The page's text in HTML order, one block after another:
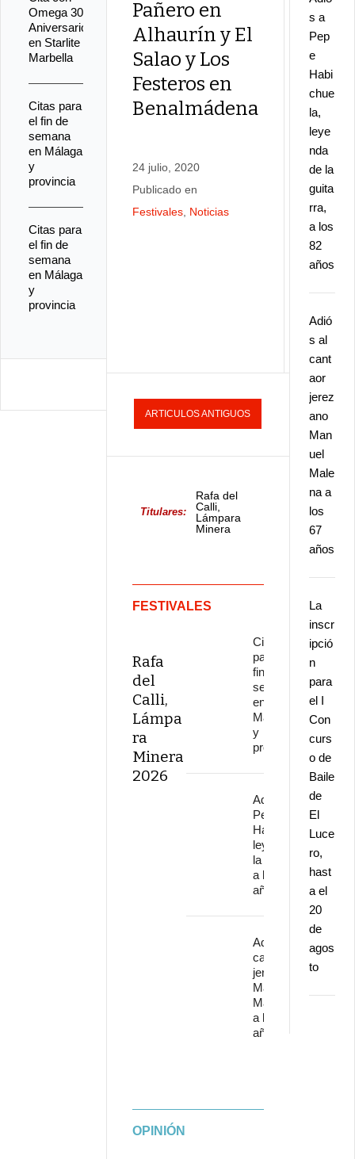
Pañero en
Alhaurín y El
Salao y Los
Festeros en
Benalmádena
24 julio, 2020
Publicado en
Festivales Noticias
Cita
y
más
7 julio,
ARTICULOS ANTIGUOS
Titulares:
Rafa del
Calli,
Lámpara
Minera
FESTIVALES
Rafa
del
Calli,
Lámpa
ra
Minera
2026
Citas
para el
fin de
semana
en
Málaga
y
provincia
Adiós a
Pepe
Habichuela,
leyenda de
la guitarra,
a los 82
años
Adiós al
cantaor
jerezano
Manuel
Malena
a los 67
años
OPINIÓN
s a
Pep
e
Habi
chue
la,
leye
nda
de la
guita
rra,
a los
82
años
Adió
s al
cant
aor
jerez
ano
Man
uel
Male
na a
los
67
años
La
inscr
ipció
n
para
el I
Con
curs
o de
Baile
de
El
Luce
ro,
hast
a el
20
de
agos
to
Omega 30
Aniversario
en Starlite
Marbella
Citas para
el fin de
semana
en Málaga
y
provincia
Citas para
el fin de
semana
en Málaga
y
provincia